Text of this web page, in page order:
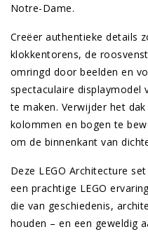
Notre-Dame.
Creëer authentieke details
klokkentorens, de
omringd door beelden en
spectaculaire displaymodel
te maken. Verwijder het
kolommen en bogen te
om de binnenkant van
Deze LEGO Architecture
een prachtige LEGO
die van geschiedenis,
houden – en een geweldig